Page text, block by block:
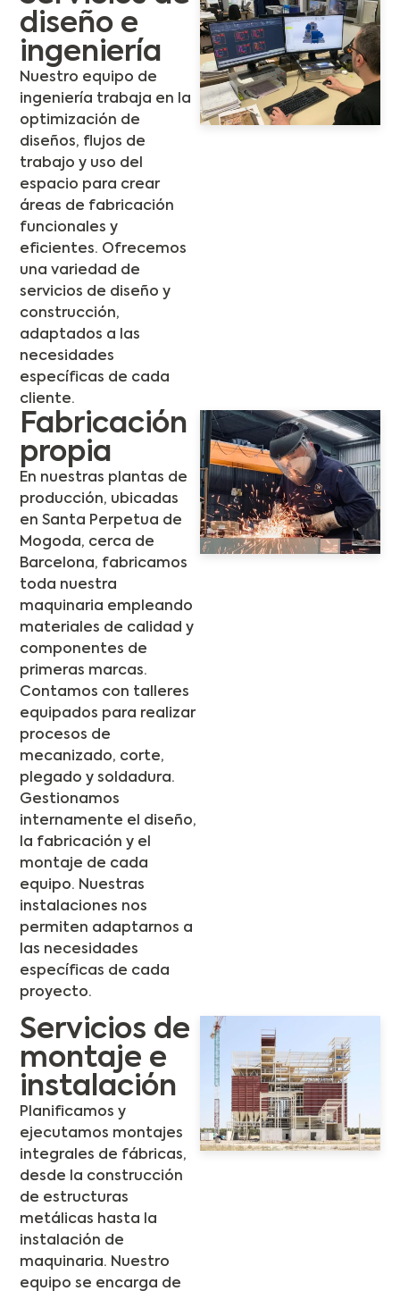
diseño e
ingeniería
Nuestro equipo de
ingeniería trabaja en la
optimización de
diseños, flujos de
trabajo y uso del
espacio para crear
áreas de fabricación
funcionales y
eficientes. Ofrecemos
una variedad de
servicios de diseño y
construcción,
adaptados a las
necesidades
específicas de cada
cliente.
Fabricación
propia
En nuestras plantas de
producción, ubicadas
en Santa Perpetua de
Mogoda, cerca de
Barcelona, fabricamos
toda nuestra
maquinaria empleando
materiales de calidad y
componentes de
primeras marcas.
Contamos con talleres
equipados para realizar
procesos de
mecanizado, corte,
plegado y soldadura.
Gestionamos
internamente el diseño,
la fabricación y el
montaje de cada
equipo. Nuestras
instalaciones nos
permiten adaptarnos a
las necesidades
específicas de cada
proyecto.
Servicios de
montaje e
instalación
Planificamos y
ejecutamos montajes
integrales de fábricas,
desde la construcción
de estructuras
metálicas hasta la
instalación de
maquinaria. Nuestro
equipo se encarga de